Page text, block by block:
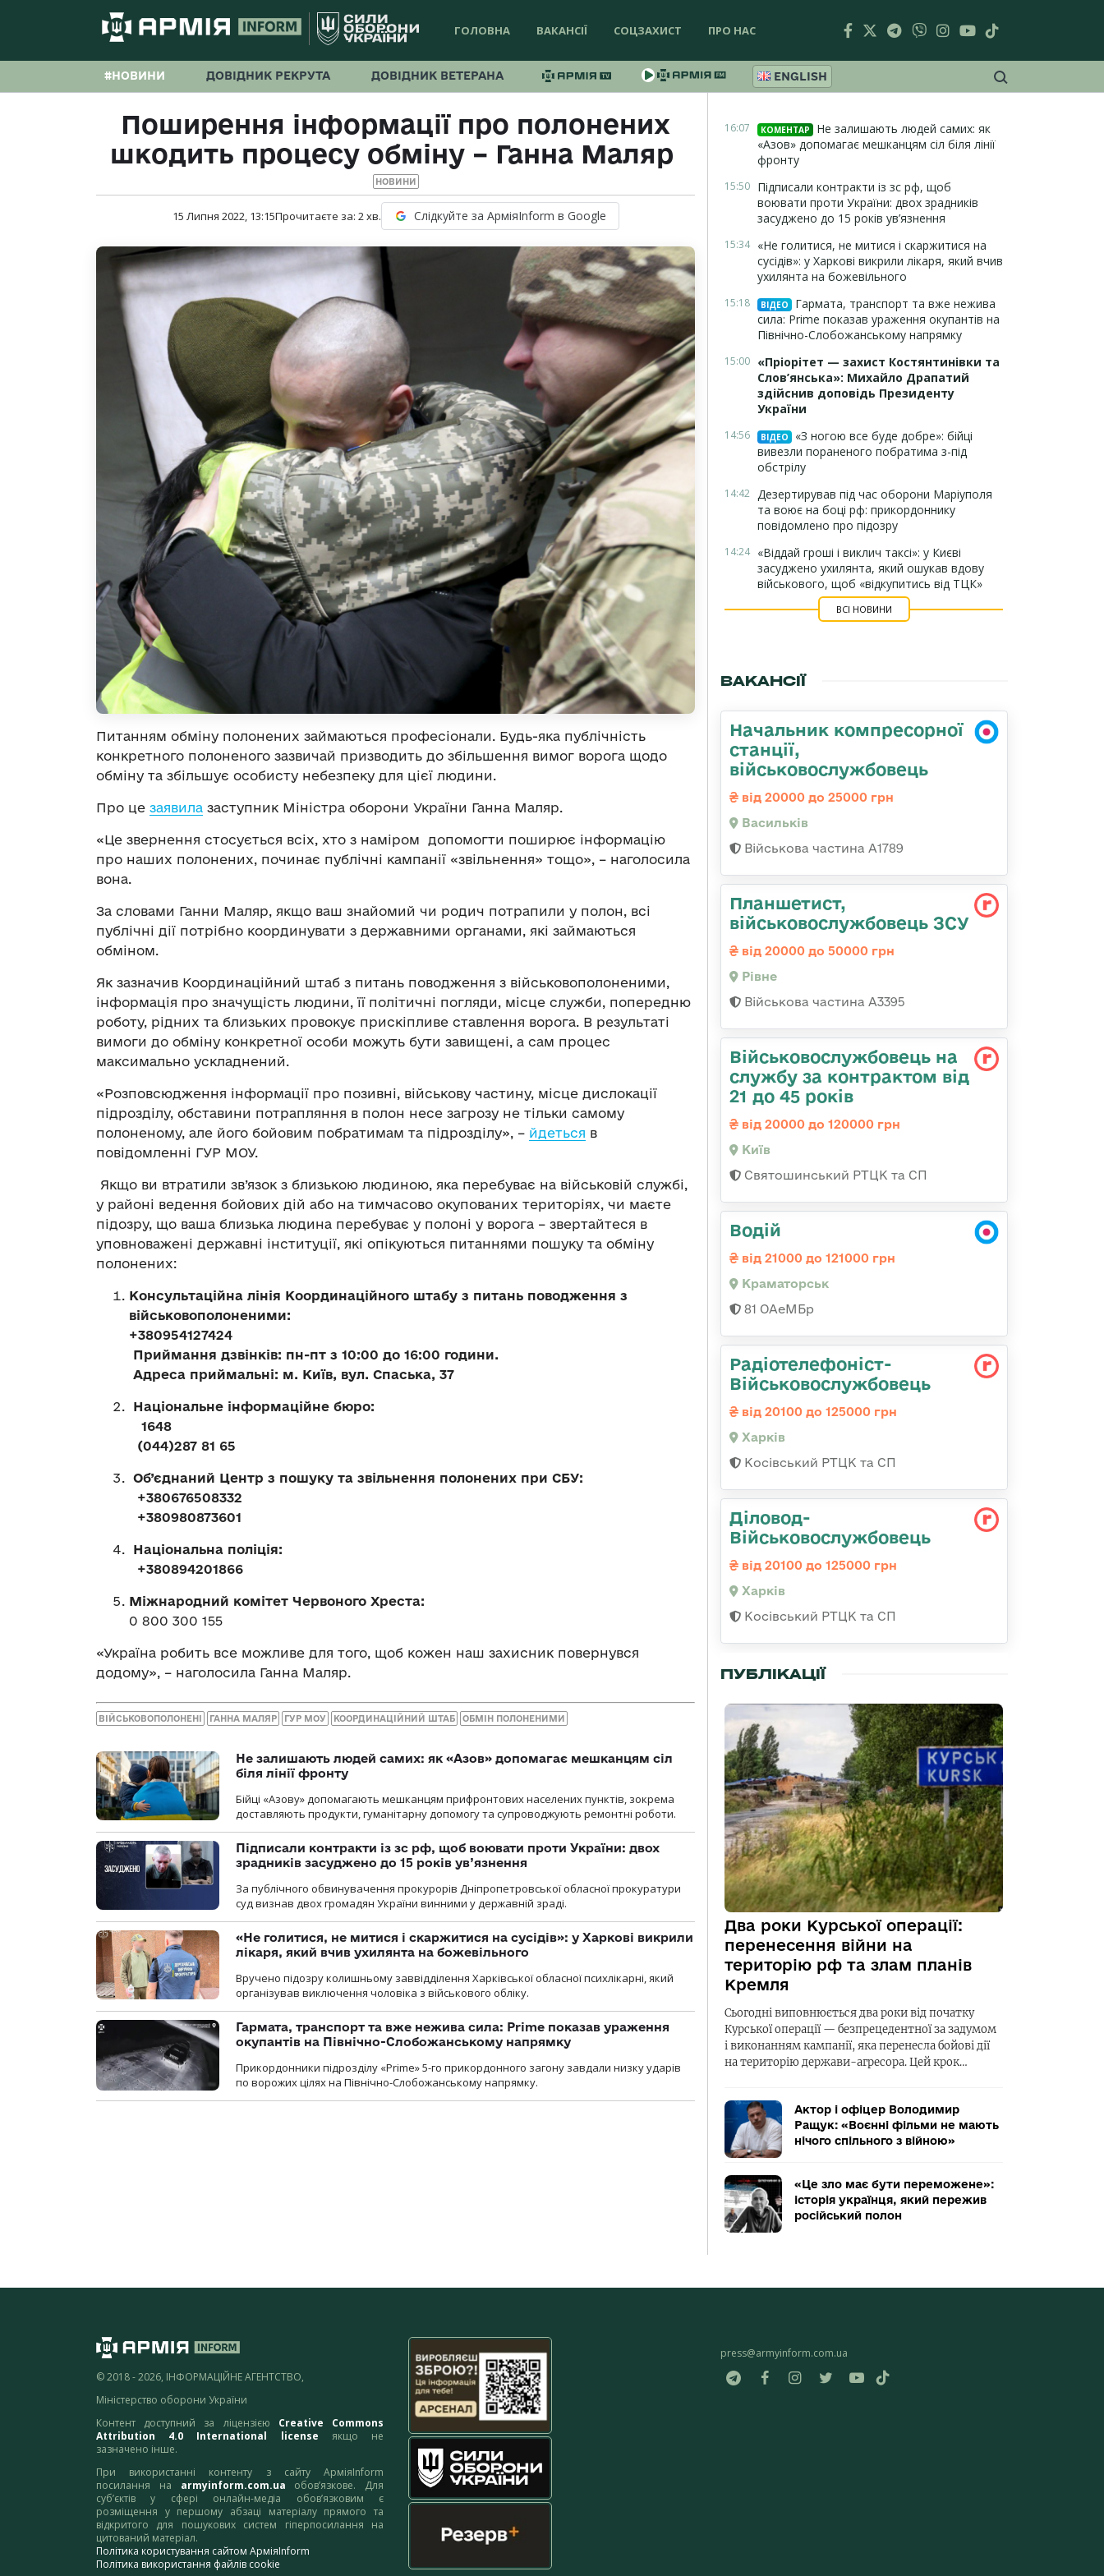
ГОЛОВНА ВАКАНСІЇ СОЦЗАХИСТ ПРО НАС
#НОВИНИ ДОВІДНИК РЕКРУТА ДОВІДНИК ВЕТЕРАНА ENGLISH
Поширення інформації про полонених
шкодить процесу обміну – Ганна Маляр
НОВИНИ
15 Липня 2022, 13:15Прочитаєте за: 2хв. Слідкуйте за АрміяInform в Google
Питанням обміну полонених займаються професіонали. Будь-яка публічність
конкретного полоненого зазвичай призводить до збільшення вимог ворога щодо
обміну та збільшує особисту небезпеку для цієї людини.
Про це заявила заступник Міністра оборони України Ганна Маляр.
«Це звернення стосується всіх, хто з наміром допомогти поширює інформацію
про наших полонених, починає публічні кампанії «звільнення» тощо», – наголосила
вона.
За словами Ганни Маляр, якщо ваш знайомий чи родич потрапили у полон, всі
публічні дії потрібно координувати з державними органами, які займаються
обміном.
Як зазначив Координаційний штаб з питань поводження з військовополоненими,
інформація про значущість людини, її політичні погляди, місце служби, попередню
роботу, рідних та близьких провокує прискіпливе ставлення ворога. В результаті
вимоги до обміну конкретної особи можуть бути завищені, а сам процес
максимально ускладнений.
«Розповсюдження інформації про позивні, військову частину, місце дислокації
підрозділу, обставини потрапляння в полон несе загрозу не тільки самому
полоненому, але його бойовим побратимам та підрозділу», – йдеться в
повідомленні ГУР МОУ.
Якщо ви втратили зв’язок з близькою людиною, яка перебуває на військовій службі,
у районі ведення бойових дій або на тимчасово окупованих територіях, чи маєте
підозру, що ваша близька людина перебуває у полоні у ворога – звертайтеся в
уповноважені державні інституції, які опікуються питаннями пошуку та обміну
полонених:
Консультаційна лінія Координаційного штабу з питань поводження з
військовополоненими:
+380954127424
Приймання дзвінків: пн-пт з 10:00 до 16:00 години.
Адреса приймальні: м. Київ, вул. Спаська, 37
Національне інформаційне бюро:
1648
(044)287 81 65
Об’єднаний Центр з пошуку та звільнення полонених при СБУ:
+380676508332
+380980873601
Національна поліція:
+380894201866
Міжнародний комітет Червоного Хреста:
0 800 300 155
«Україна робить все можливе для того, щоб кожен наш захисник повернувся
додому», – наголосила Ганна Маляр.
ВІЙСЬКОВОПОЛОНЕНІ ГАННА МАЛЯР ГУР МОУ КООРДИНАЦІЙНИЙ ШТАБ ОБМІН ПОЛОНЕНИМИ
Не залишають людей самих: як «Азов» допомагає мешканцям сіл
біля лінії фронту
Бійці «Азову» допомагають мешканцям прифронтових населених пунктів, зокрема
доставляють продукти, гуманітарну допомогу та супроводжують ремонтні роботи.
Підписали контракти із зс рф, щоб воювати проти України: двох
зрадників засуджено до 15 років ув’язнення
За публічного обвинувачення прокурорів Дніпропетровської обласної прокуратури
суд визнав двох громадян України винними у державній зраді.
«Не голитися, не митися і скаржитися на сусідів»: у Харкові викрили
лікаря, який вчив ухилянта на божевільного
Вручено підозру колишньому заввідділення Харківської обласної психлікарні, який
організував виключення чоловіка з військового обліку.
Гармата, транспорт та вже нежива сила: Prime показав ураження
окупантів на Північно-Слобожанському напрямку
Прикордонники підрозділу «Prime» 5-го прикордонного загону завдали низку ударів
по ворожих цілях на Північно-Слобожанському напрямку.
16:07 КОМЕНТАР
Не залишають людей самих: як
«Азов» допомагає мешканцям сіл біля лінії
фронту
15:50 Підписали контракти із зс рф, щоб
воювати проти України: двох зрадників
засуджено до 15 років ув’язнення
15:34 «Не голитися, не митися і скаржитися на
сусідів»: у Харкові викрили лікаря, який вчив
ухилянта на божевільного
15:18 ВІДЕО
Гармата, транспорт та вже нежива
сила: Prime показав ураження окупантів на
Північно-Слобожанському напрямку
15:00 «Пріорітет — захист Костянтинівки та
Слов’янська»: Михайло Драпатий
здійснив доповідь Президенту
України
14:56 ВІДЕО
«З ногою все буде добре»: бійці
вивезли пораненого побратима з-під
обстрілу
14:42 Дезертирував під час оборони Маріуполя
та воює на боці рф: прикордоннику
повідомлено про підозру
14:24 «Віддай гроші і виклич таксі»: у Києві
засуджено ухилянта, який ошукав вдову
військового, щоб «відкупитись від ТЦК»
ВСІ НОВИНИ
ВАКАНСІЇ
Начальник компресорної
станції,
військовослужбовець
від 20000 до 25000 грн
Васильків
Військова частина А1789
Планшетист,
військовослужбовець ЗСУ
від 20000 до 50000 грн
Рівне
Військова частина А3395
Військовослужбовець на
службу за контрактом від
21 до 45 років
від 20000 до 120000 грн
Київ
Святошинський РТЦК та СП
Водій
від 21000 до 121000 грн
Краматорськ
81 ОАеМБр
Радіотелефоніст-
Військовослужбовець
від 20100 до 125000 грн
Харків
Косівський РТЦК та СП
Діловод-
Військовослужбовець
від 20100 до 125000 грн
Харків
Косівський РТЦК та СП
ПУБЛІКАЦІЇ
Два роки Курської операції:
перенесення війни на
територію рф та злам планів
Кремля
Сьогодні виповнюється два роки від початку
Курської операції — безпрецедентної за задумом
і виконанням кампанії, яка перенесла бойові дії
на територію держави-агресора. Цей крок…
Актор і офіцер Володимир
Ращук: «Воєнні фільми не мають
нічого спільного з війною»
«Це зло має бути переможене»:
історія українця, який пережив
російський полон
© 2018 - 2026, ІНФОРМАЦІЙНЕ АГЕНТСТВО,
Міністерство оборони України
Контент доступний за ліцензією Creative Commons
Attribution 4.0 International license якщо не
зазначено інше.
При використанні контенту з сайту АрміяInform
посилання на armyinform.com.ua обов’язкове. Для
суб’єктів у сфері онлайн-медіа обов’язковим є
розміщення у першому абзаці матеріалу прямого та
відкритого для пошукових систем гіперпосилання на
цитований матеріал.
Політика користування сайтом АрміяInform
Політика використання файлів cookie
press@armyinform.com.ua